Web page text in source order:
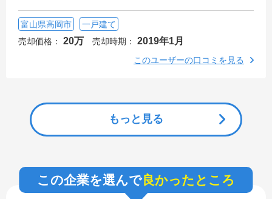
富山県高岡市
一戸建て
売却価格：
20万 売却時期： 2019年1月
このユーザーの口コミを見る
もっと見る
この企業を選んで良かったところ